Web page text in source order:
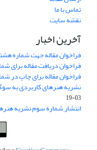
تماس با ما
نقشه سایت
آخرین اخبار
فراخوان مقاله جهت شماره
فراخوان دریافت مقاله برای
فراخوان مقاله برای چاپ در
نشریه هنرهای کاربردی به
03-19
انتشار شماره سوم نشریه